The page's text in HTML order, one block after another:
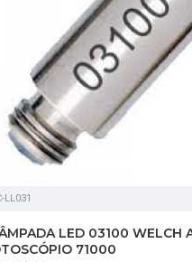
LL031
LED 03100 WELCH
71000